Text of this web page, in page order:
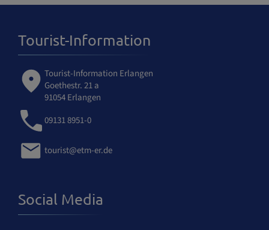
Tourist-Information
Tourist-Information Erlangen
Goethestr. 21 a
91054 Erlangen
09131 8951-0
tourist@etm-er.de
Social Media